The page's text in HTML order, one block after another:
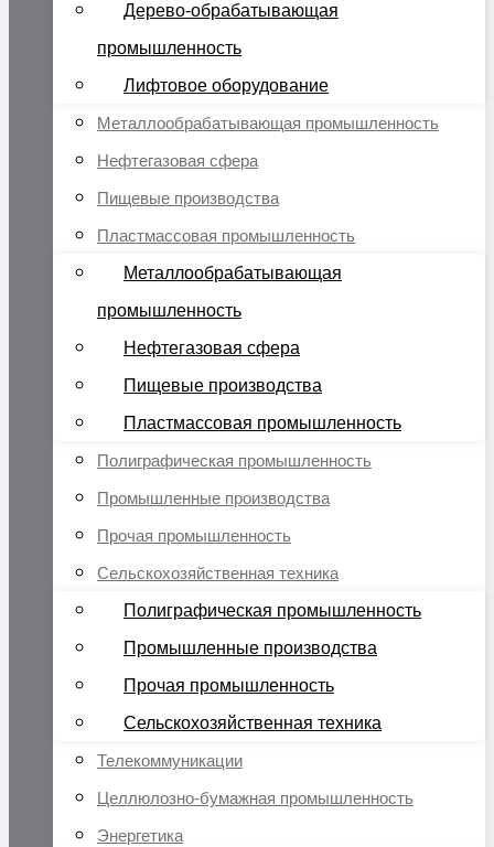
Дерево-обрабатывающая
промышленность
Лифтовое оборудование
Металлообрабатывающая промышленность
Нефтегазовая сфера
Пищевые производства
Пластмассовая промышленность
Металлообрабатывающая
промышленность
Нефтегазовая сфера
Пищевые производства
Пластмассовая промышленность
Полиграфическая промышленность
Промышленные производства
Прочая промышленность
Сельскохозяйственная техника
Полиграфическая промышленность
Промышленные производства
Прочая промышленность
Сельскохозяйственная техника
Телекоммуникации
Целлюлозно-бумажная промышленность
Энергетика